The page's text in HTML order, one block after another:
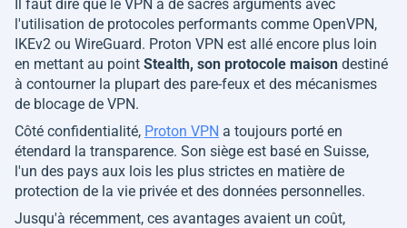
Il faut dire que le VPN a de sacrés arguments avec
l'utilisation de protocoles performants comme OpenVPN,
IKEv2 ou WireGuard. Proton VPN est allé encore plus loin
en mettant au point Stealth, son protocole maison destiné
à contourner la plupart des pare-feux et des mécanismes
de blocage de VPN.
Côté confidentialité, Proton VPN a toujours porté en
étendard la transparence. Son siège est basé en Suisse,
l'un des pays aux lois les plus strictes en matière de
protection de la vie privée et des données personnelles.
Jusqu'à récemment, ces avantages avaient un coût,